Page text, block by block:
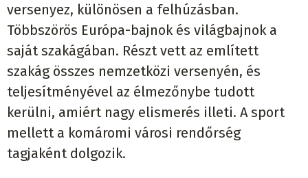
versenyez, különösen a felhúzásban.
Többszörös Európa-bajnok és világbajnok a
saját szakágában. Részt vett az említett
szakág összes nemzetközi versenyén, és
teljesítményével az élmezőnybe tudott
kerülni, amiért nagy elismerés illeti. A sport
mellett a komáromi városi rendőrség
tagjaként dolgozik.